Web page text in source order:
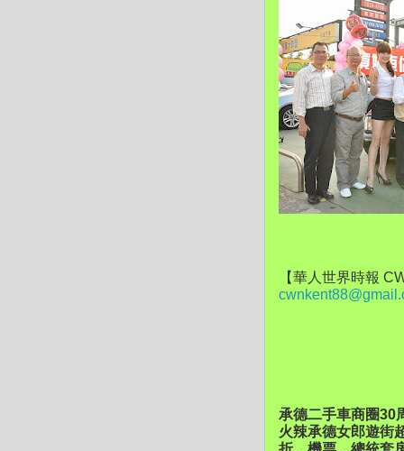
【華人世界時報
承德二手車商圈30
火辣承德女郎遊街